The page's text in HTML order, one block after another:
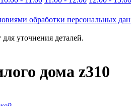
обработки персональных
для уточнения деталей.
дома z310